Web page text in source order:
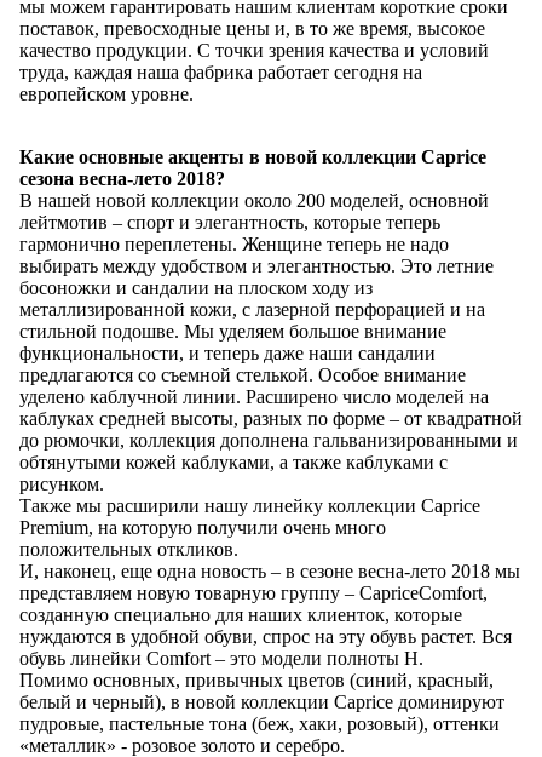
мы можем гарантировать нашим клиентам короткие сроки
поставок, превосходные цены и, в то же время, высокое
качество продукции. С точки зрения качества и условий
труда, каждая наша фабрика работает сегодня на
европейском уровне.
Какие основные акценты в новой коллекции Caprice
сезона весна-лето 2018?
В нашей новой коллекции около 200 моделей, основной
лейтмотив – спорт и элегантность, которые теперь
гармонично переплетены. Женщине теперь не надо
выбирать между удобством и элегантностью. Это летние
босоножки и сандалии на плоском ходу из
металлизированной кожи, с лазерной перфорацией и на
стильной подошве. Мы уделяем большое внимание
функциональности, и теперь даже наши сандалии
предлагаются со съемной стелькой. Особое внимание
уделено каблучной линии. Расширено число моделей на
каблуках средней высоты, разных по форме – от квадратной
до рюмочки, коллекция дополнена гальванизированными и
обтянутыми кожей каблуками, а также каблуками с
рисунком.
Также мы расширили нашу линейку коллекции Caprice
Premium, на которую получили очень много
положительных откликов.
И, наконец, еще одна новость – в сезоне весна-лето 2018 мы
представляем новую товарную группу – CapriceComfort,
созданную специально для наших клиенток, которые
нуждаются в удобной обуви, спрос на эту обувь растет. Вся
обувь линейки Comfort – это модели полноты Н.
Помимо основных, привычных цветов (синий, красный,
белый и черный), в новой коллекции Caprice доминируют
пудровые, пастельные тона (беж, хаки, розовый), оттенки
«металлик» - розовое золото и серебро.